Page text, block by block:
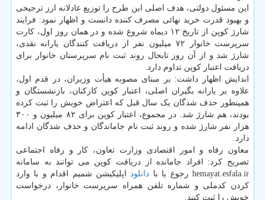
این مسئول دولتی، هدف اصلی این طرح را توزیع عادلانه ارز ترجیحی
و بهبود قدرت خرید نهائی مصرف کننده دانست و اظهار نمود: فرایند
شارژ کوپن از تاریخ ۱۲ دیماه شروع شده و در همان روز اول، کارت
سرپرست خانوار ۷۲ میلیون نفر از دریافت کنندگان یارانه نقدی،
شارژ شد و از آن روز تابحال روند ثبت نام سرپرستان خانوار برای
دریافت اعتبار کوپن تداوم دارد.
اندایش اظهار داشت: بر مبنای مصوبه هیأت وزیران، در قدم اول،
علاوه بر یارانه بگیران اصلی، اعتبار کوپن کارکنان، بازنشستگان و
همینطور حذف شدگان یک سال قبل که اعتراض خویش را ثبت کرده
بودند، هم شارژ شد. در مجموع، اعتبار کوپن برای ۸۲ میلیون و ۳۰۰
هزار نفر شارژ شده و روند ثبت نام جاماندگان و حذف شدگان ادامه
دارد.
معاون رفاه و امور اقتصادی وزارت تعاون، کار و رفاه اجتماعی
تصریح کرد: افراد جامانده از دریافت کوپن می توانند به سامانه
hemayat.esfala.ir رجوع یا با
دانلوداپلیکیشن شمیم اقدام و با وارد
کردن کدملی و شماره تلفن همراه سرپرست خانوار، درخواست
خویش را ثبت کنند.